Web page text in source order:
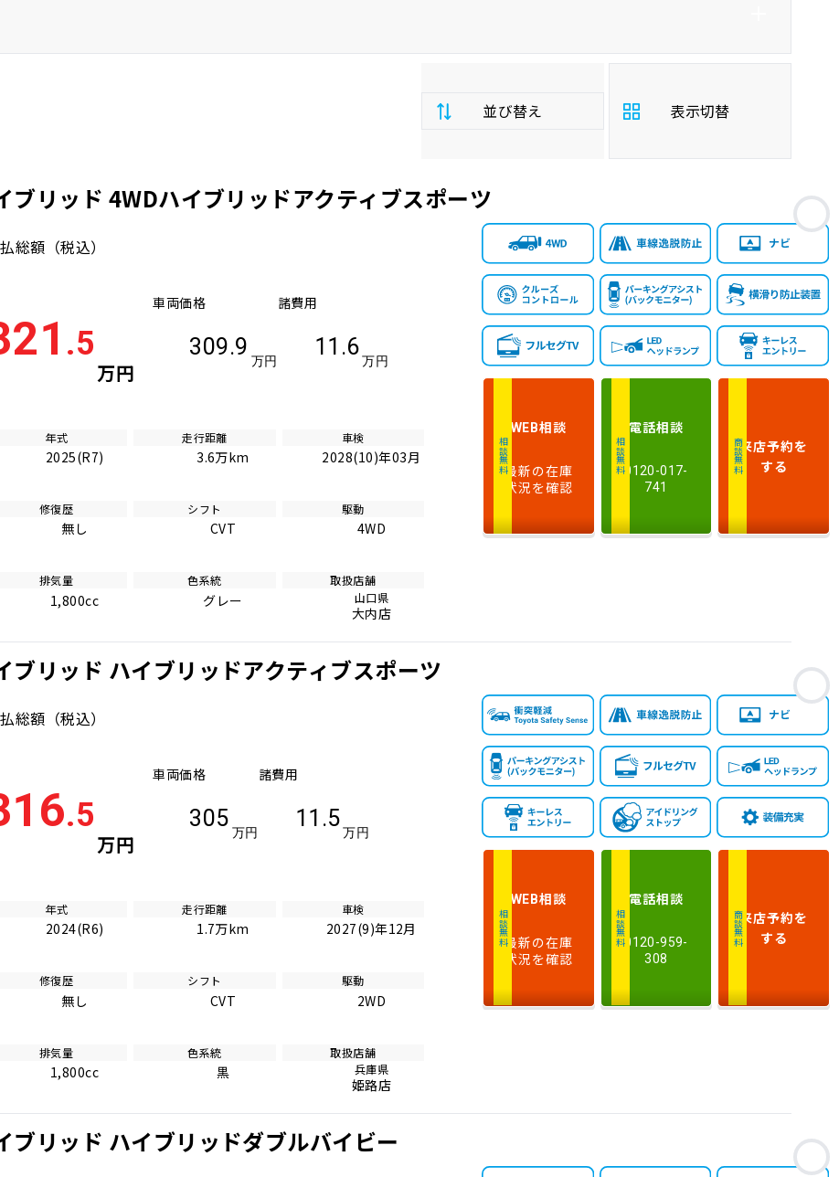
並び替え
払
総
額
安い順 高い順
年
式
新しい順 古い順
走
行
少ない順 多い順
気
量
大きい順 小さい順
検
多い順 少ない順
表示切替
お
ブリッド 4WDハイブリッドアクティブスポーツ
総額 （税込）
.5
万円
車両価格
309.9
万円
諸費用
11.6
万円
年式
2025(R7)
走行距離
3.6万km
車検
2028(10)年03月
修復歴
無し
シフト
CVT
駆動
4WD
排気量
1,800cc
色系統
グレー
取扱店舗
山口県
大内店
相談無料
WEB相談
最新の在庫
状況を確認
相談無料
電話相談
0120-017-
741
商談無料来店予約を
する
お
ブリッド ハイブリッドアクティブスポーツ
総額 （税込）
.5
万円
車両価格
305
万円
諸費用
11.5
万円
年式
2024(R6)
走行距離
1.7万km
車検
2027(9)年12月
修復歴
無し
シフト
CVT
駆動
2WD
排気量
1,800cc
色系統
黒
取扱店舗
兵庫県
姫路店
相談無料
WEB相談
最新の在庫
状況を確認
相談無料
電話相談
0120-959-
308
商談無料来店予約を
する
お
ブリッド ハイブリッドダブルバイビー